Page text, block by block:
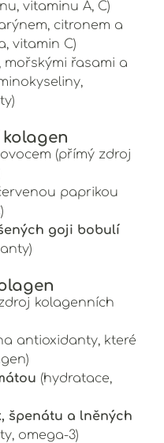
citronem a
vitamin C)
mořskými řasami a
(přímý zdroj
paprikou
goji bobulí
kolagenních
antioxidanty, které
(hydratace,
špenátu a lněných
omega-3)